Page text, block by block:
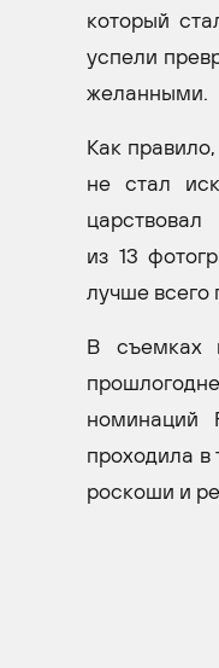
который
успели
желанными.
Как
не стал
из 13
лучше всего
В съемках
номинаций
проходила в
роскоши и